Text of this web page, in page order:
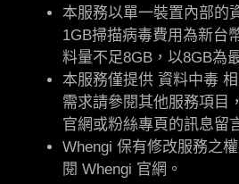
本服務以單一裝置內部的
1GB掃描病毒費用為新台
料量不足8GB，以8GB為
本服務僅提供 資料中毒
需求請參閱其他服務項目
官網或粉絲專頁的訊息留
Whengi 保有修改服務之
閱 Whengi 官網。